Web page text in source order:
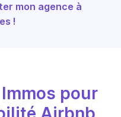
mon agence à
!
pour